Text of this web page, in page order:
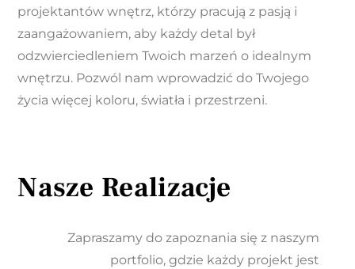
projektantów wnętrz, którzy pracują z pasją i
zaangażowaniem, aby każdy detal był
odzwierciedleniem Twoich marzeń o idealnym
wnętrzu. Pozwól nam wprowadzić do Twojego
życia więcej koloru, światła i przestrzeni.
Nasze Realizacje
Zapraszamy do zapoznania się z naszym
portfolio, gdzie każdy projekt jest